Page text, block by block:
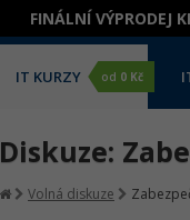
FINÁLNÍ VÝPRODEJ
IT KURZY od 0 Kč
Diskuze:
Volná diskuze